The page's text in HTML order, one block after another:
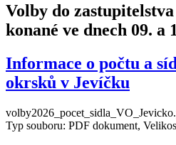
Volby do
konané ve dnech 09. a
Informace o počtu a
okrsků v Jevíčku
Typ souboru: PDF dokument,